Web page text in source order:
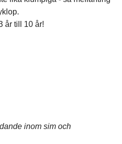
år till 10 år!
inom sim och